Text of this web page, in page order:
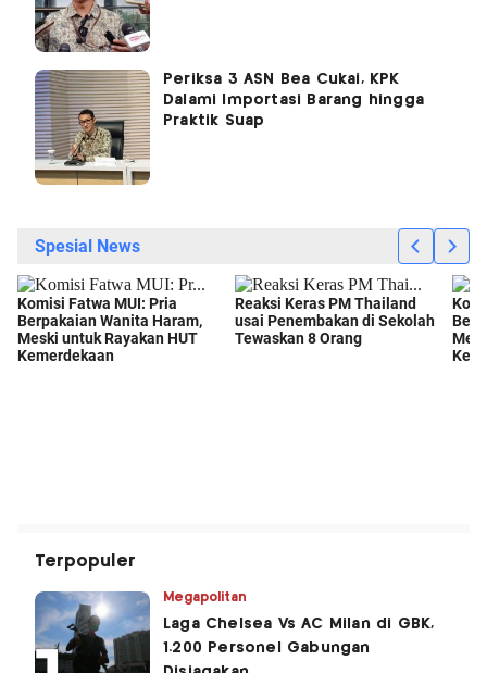
Periksa 3 ASN Bea Cukai, KPK
Dalami Importasi Barang hingga
Praktik Suap
Terpopuler
Megapolitan
Laga Chelsea Vs AC Milan di GBK,
1.200 Personel Gabungan